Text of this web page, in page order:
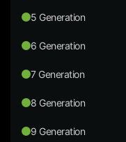
5 Generation
6 Generation
7 Generation
8 Generation
9 Generation